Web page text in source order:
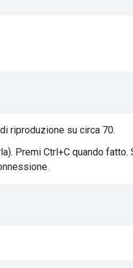
riproduzione su circa 70.
Premi Ctrl+C quando fatto.